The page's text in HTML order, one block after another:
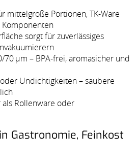
mittelgroße Portionen, TK-Ware
sorgt für zuverlässiges
70 µm – BPA-frei, aromasicher und
Undichtigkeiten – saubere
Rollenware oder
Gastronomie, Feinkost